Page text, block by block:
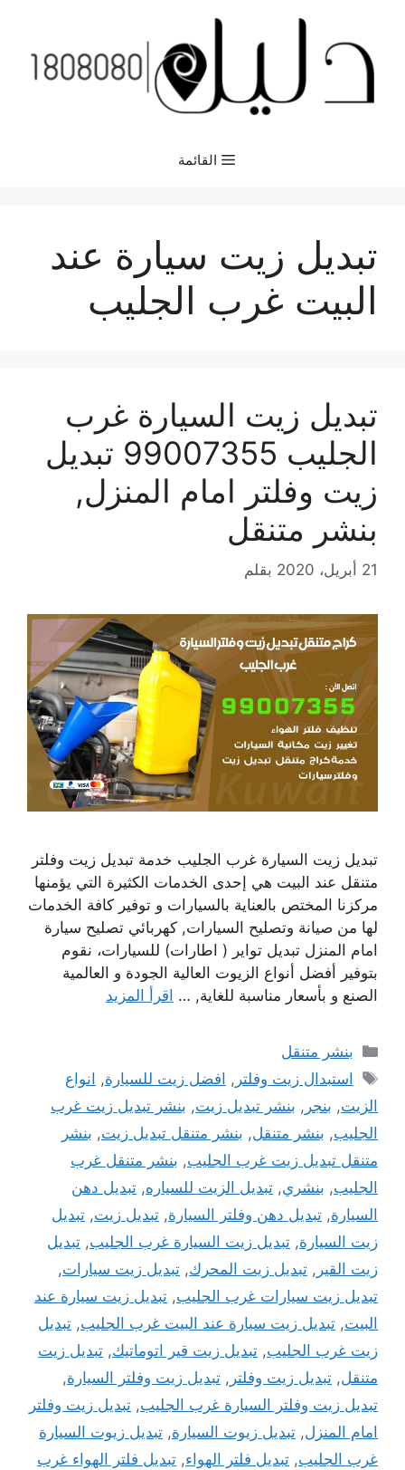
المحتوى
القائمة
تبديل زيت سيارة عند
البيت غرب الجليب
تبديل زيت السيارة غرب
الجليب 99007355 تبديل
زيت وفلتر امام المنزل,
بنشر متنقل
21 أبريل، 2020 بقلم
تبديل زيت السيارة غرب الجليب خدمة تبديل زيت وفلتر
متنقل عند البيت هي إحدى الخدمات الكثيرة التي يؤمنها
مركزنا المختص بالعناية بالسيارات و توفير كافة الخدمات
لها من صيانة وتصليح السيارات, كهربائي تصليح سيارة
امام المنزل تبديل تواير ( اطارات) للسيارات، نقوم
بتوفير أفضل أنواع الزيوت العالية الجودة و العالمية
الصنع و بأسعار مناسبة للغاية, … اقرأ المزيد
التصنيفات
بنشر متنقل
الوسوم
استبدال زيت وفلتر , افضل زيت للسيارة, انواع
الزيت, بنجر , بنشر تبديل زيت, بنشر تبديل زيت غرب
الجليب, بنشر متنقل, بنشر متنقل تبديل زيت, بنشر
متنقل تبديل زيت غرب الجليب, بنشر متنقل غرب
الجليب, بنشري, تبديل الزيت للسياره, تبديل دهن
السيارة, تبديل دهن وفلتر السيارة, تبديل زيت, تبديل
زيت السيارة, تبديل زيت السيارة غرب الجليب, تبديل
زيت القير , تبديل زيت المحرك, تبديل زيت سيارات,
تبديل زيت سيارات غرب الجليب, تبديل زيت سيارة عند
البيت, تبديل زيت سيارة عند البيت غرب الجليب, تبديل
زيت غرب الجليب, تبديل زيت قير اتوماتيك, تبديل زيت
متنقل, تبديل زيت وفلتر , تبديل زيت وفلتر السيارة,
تبديل زيت وفلتر السيارة غرب الجليب, تبديل زيت وفلتر
امام المنزل, تبديل زيوت السيارة, تبديل زيوت السيارة
غرب الجليب, تبديل فلتر الهواء, تبديل فلتر الهواء غرب